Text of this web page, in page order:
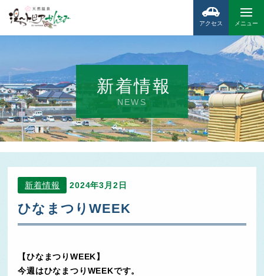
メニュー
アクセス
新着情報
NEWS
新着情報 2024年3月2日
ひなまつりWEEK
【ひなまつりWEEK】
今週はひなまつりWEEKです。